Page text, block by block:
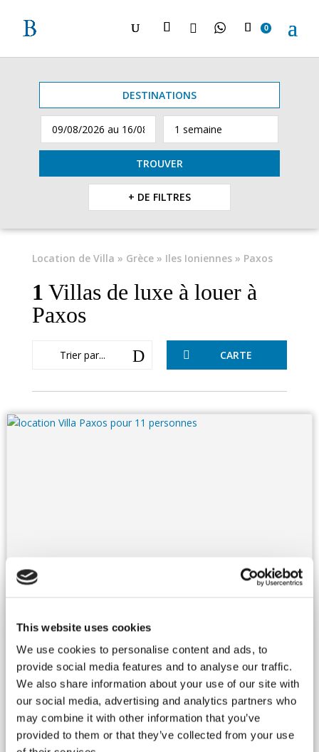
This website uses cookies
We use cookies to personalise content and ads, to
provide social media features and to analyse our traffic.
We also share information about your use of our site with
our social media, advertising and analytics partners who
may combine it with other information that you’ve
provided to them or that they’ve collected from your use
 0
DESTINATIONS
TROUVER
+ DE FILTRES
Location de Villa » Grèce» Iles Ioniennes» Paxos
1 Villas de luxe à louer à
Paxos
Trier par... D  CARTE
Grèce, Iles Ioniennes
Villa - Paxos
Une villa confidentielle et raffinée, les pieds dans l’eau.Nichée
port de Loggos et à 1 minute au dessus de la plage quasi
secrète de Fykia, la Villa est une propriété d’exception, pensée
pour les amateurs de discrétion, de confort et de beauté
méditerranéenne.Cette résidence de 600 m² habillée de
marbre s’intègre avec élégance dans son environnement...lire
la suite...
Tarifs : De 19 500 € à 28 000 € / semaine